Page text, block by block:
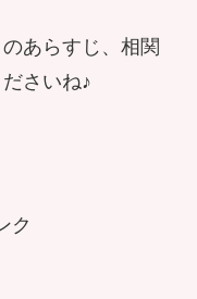
あらすじ、相関
さいね♪
ク